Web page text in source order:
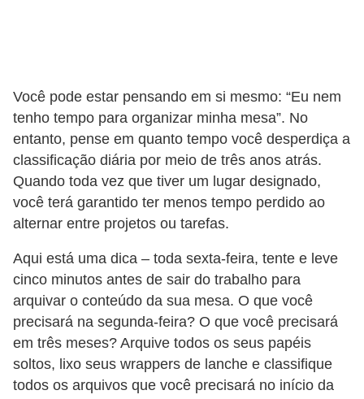
Você pode estar pensando em si mesmo: “Eu nem
tenho tempo para organizar minha mesa”. No
entanto, pense em quanto tempo você desperdiça a
classificação diária por meio de três anos atrás.
Quando toda vez que tiver um lugar designado,
você terá garantido ter menos tempo perdido ao
alternar entre projetos ou tarefas.
Aqui está uma dica – toda sexta-feira, tente e leve
cinco minutos antes de sair do trabalho para
arquivar o conteúdo da sua mesa. O que você
precisará na segunda-feira? O que você precisará
em três meses? Arquive todos os seus papéis
soltos, lixo seus wrappers de lanche e classifique
todos os arquivos que você precisará no início da